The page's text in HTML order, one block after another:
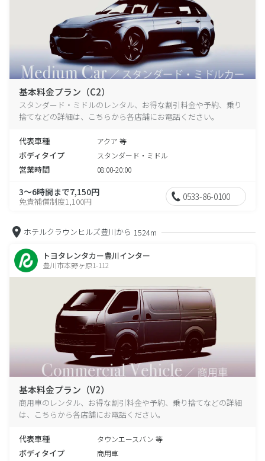
基本料金プラン（C2）
スタンダード・ミドルのレンタル、お得な割引料金や予約、乗り
捨てなどの詳細は、こちらから各店舗にお電話ください。
代表車種 アクア 等
ボディタイプ スタンダード・ミドル
営業時間 08:00-20:00
3～6時間まで7,150円
免責補償制度1,100円 0533-86-0100
ホテルクラウンヒルズ豊川から 1524m
トヨタレンタカー豊川インター
豊川市本野ヶ原1-112
基本料金プラン（V2）
商用車のレンタル、お得な割引料金や予約、乗り捨てなどの詳細
は、こちらから各店舗にお電話ください。
代表車種 タウンエースバン 等
ボディタイプ 商用車